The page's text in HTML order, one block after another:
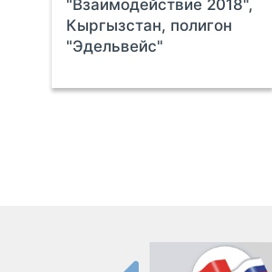
"Взаимодействие 2018",
Кыргызстан, полигон
"Эдельвейс"